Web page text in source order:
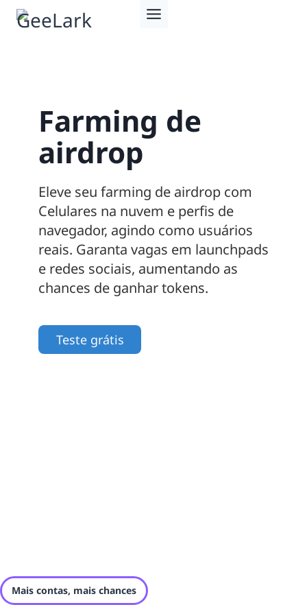
Pular
para
Farming de
airdrop
Eleve seu farming de airdrop com
Celulares na nuvem e perfis de
navegador, agindo como usuários
reais. Garanta vagas em launchpads
e redes sociais, aumentando as
chances de ganhar tokens.
Teste grátis
Mais contas, mais chances